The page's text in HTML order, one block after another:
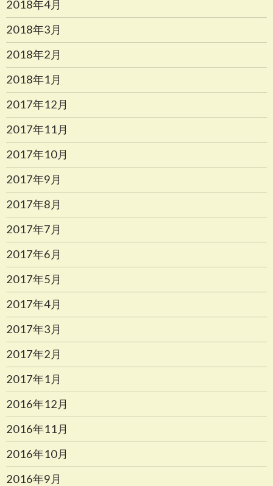
2018年4月
2018年3月
2018年2月
2018年1月
2017年12月
2017年11月
2017年10月
2017年9月
2017年8月
2017年7月
2017年6月
2017年5月
2017年4月
2017年3月
2017年2月
2017年1月
2016年12月
2016年11月
2016年10月
2016年9月